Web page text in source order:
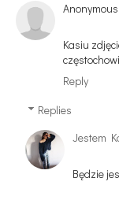
Anonymous
Kasiu
Reply
Replies
Jestem
Będzie